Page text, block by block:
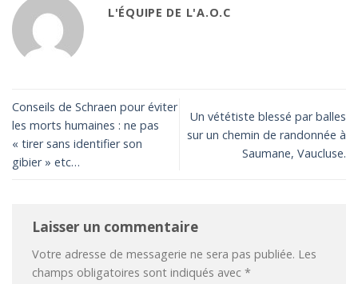
L'ÉQUIPE DE L'A.O.C
Conseils de Schraen pour éviter
les morts humaines : ne pas
« tirer sans identifier son
gibier » etc…
Un vététiste blessé par balles
sur un chemin de randonnée à
Saumane, Vaucluse.
Laisser un commentaire
Votre adresse de messagerie ne sera pas publiée. Les
champs obligatoires sont indiqués avec *